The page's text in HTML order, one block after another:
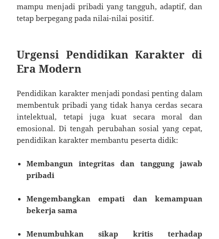
mampu menjadi pribadi yang tangguh, adaptif, dan
tetap berpegang pada nilai-nilai positif.
Urgensi Pendidikan Karakter di
Era Modern
Pendidikan karakter menjadi pondasi penting dalam
membentuk pribadi yang tidak hanya cerdas secara
intelektual, tetapi juga kuat secara moral dan
emosional. Di tengah perubahan sosial yang cepat,
pendidikan karakter membantu peserta didik:
Membangun integritas dan tanggung jawab
pribadi
Mengembangkan empati dan kemampuan
bekerja sama
Menumbuhkan sikap kritis terhadap